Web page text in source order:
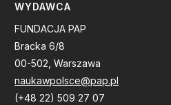
WYDAWCA
FUNDACJA PAP
Bracka 6/8
00-502, Warszawa
naukawpolsce@pap.pl
(+48 22) 509 27 07